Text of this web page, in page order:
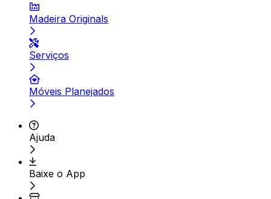
Madeira Originals
Serviços
Móveis Planejados
Ajuda
Baixe o App